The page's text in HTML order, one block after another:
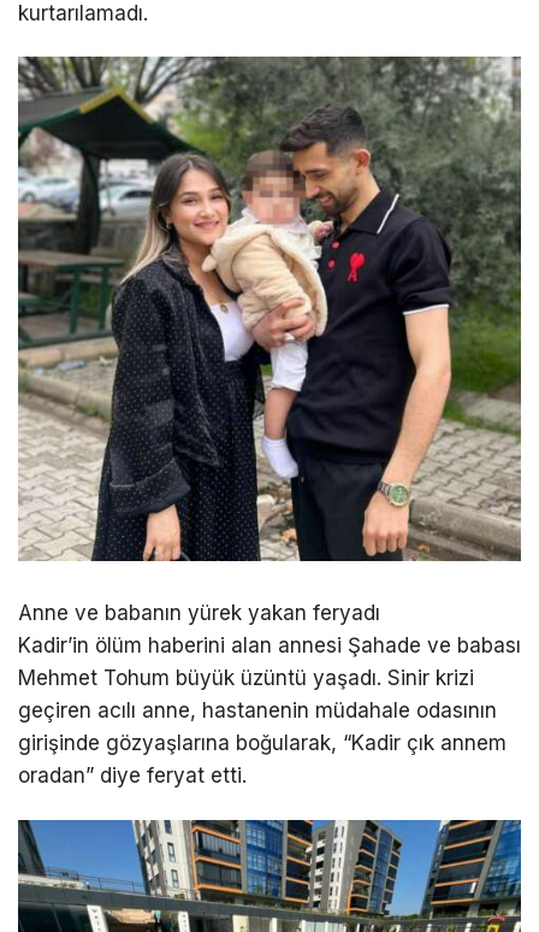
kurtarılamadı.
Anne ve babanın yürek yakan feryadı
Kadir’in ölüm haberini alan annesi Şahade ve babası
Mehmet Tohum büyük üzüntü yaşadı. Sinir krizi
geçiren acılı anne, hastanenin müdahale odasının
girişinde gözyaşlarına boğularak, “Kadir çık annem
oradan” diye feryat etti.